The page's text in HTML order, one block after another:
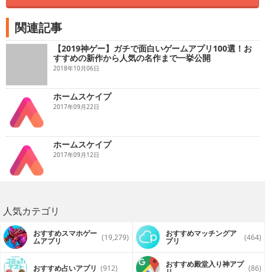
関連記事
【2019神ゲー】ガチで面白いゲームアプリ100選！お
すすめの新作から人気の名作まで一挙公開
2018年10月06日
ホームスケイプ
2017年09月22日
ホームスケイプ
2017年09月12日
人気カテゴリ
おすすめスマホゲー
ムアプリ (19,279) おすすめマッチングア
プリ (464)
おすすめ占いアプリ (912) おすすめ殿堂入り神アプ (86)